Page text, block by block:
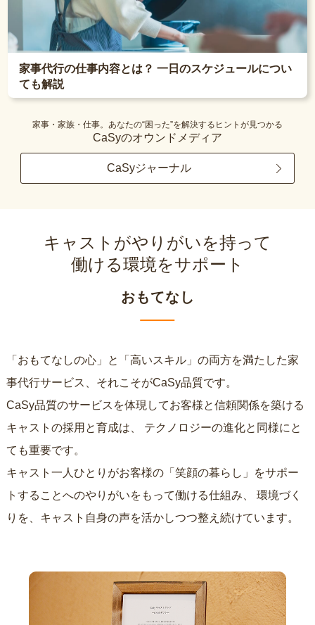
家事代行の仕事内容とは？ 一日のスケジュールについ
ても解説
家事・家族・仕事。あなたの“困った”を解決するヒントが見つかる
CaSyのオウンドメディア
CaSyジャーナル
キャストがやりがいを持って
働ける環境をサポート
おもてなし
「おもてなしの心」と「高いスキル」の両方を満たした家
事代行サービス、それこそがCaSy品質です。
CaSy品質のサービスを体現してお客様と信頼関係を築ける
キャストの採用と育成は、
ても重要です。
キャスト一人ひとりがお客様の「笑顔の暮らし」をサポー
トすることへのやりがいをもって働ける仕組み、
りを、キャスト自身の声を活かしつつ整え続けています。